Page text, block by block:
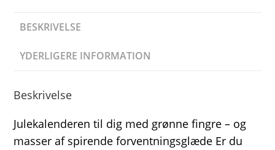
BESKRIVELSE
YDERLIGERE INFORMATION
Beskrivelse
Julekalenderen til dig med grønne fingre – og
masser af spirende forventningsglæde Er du